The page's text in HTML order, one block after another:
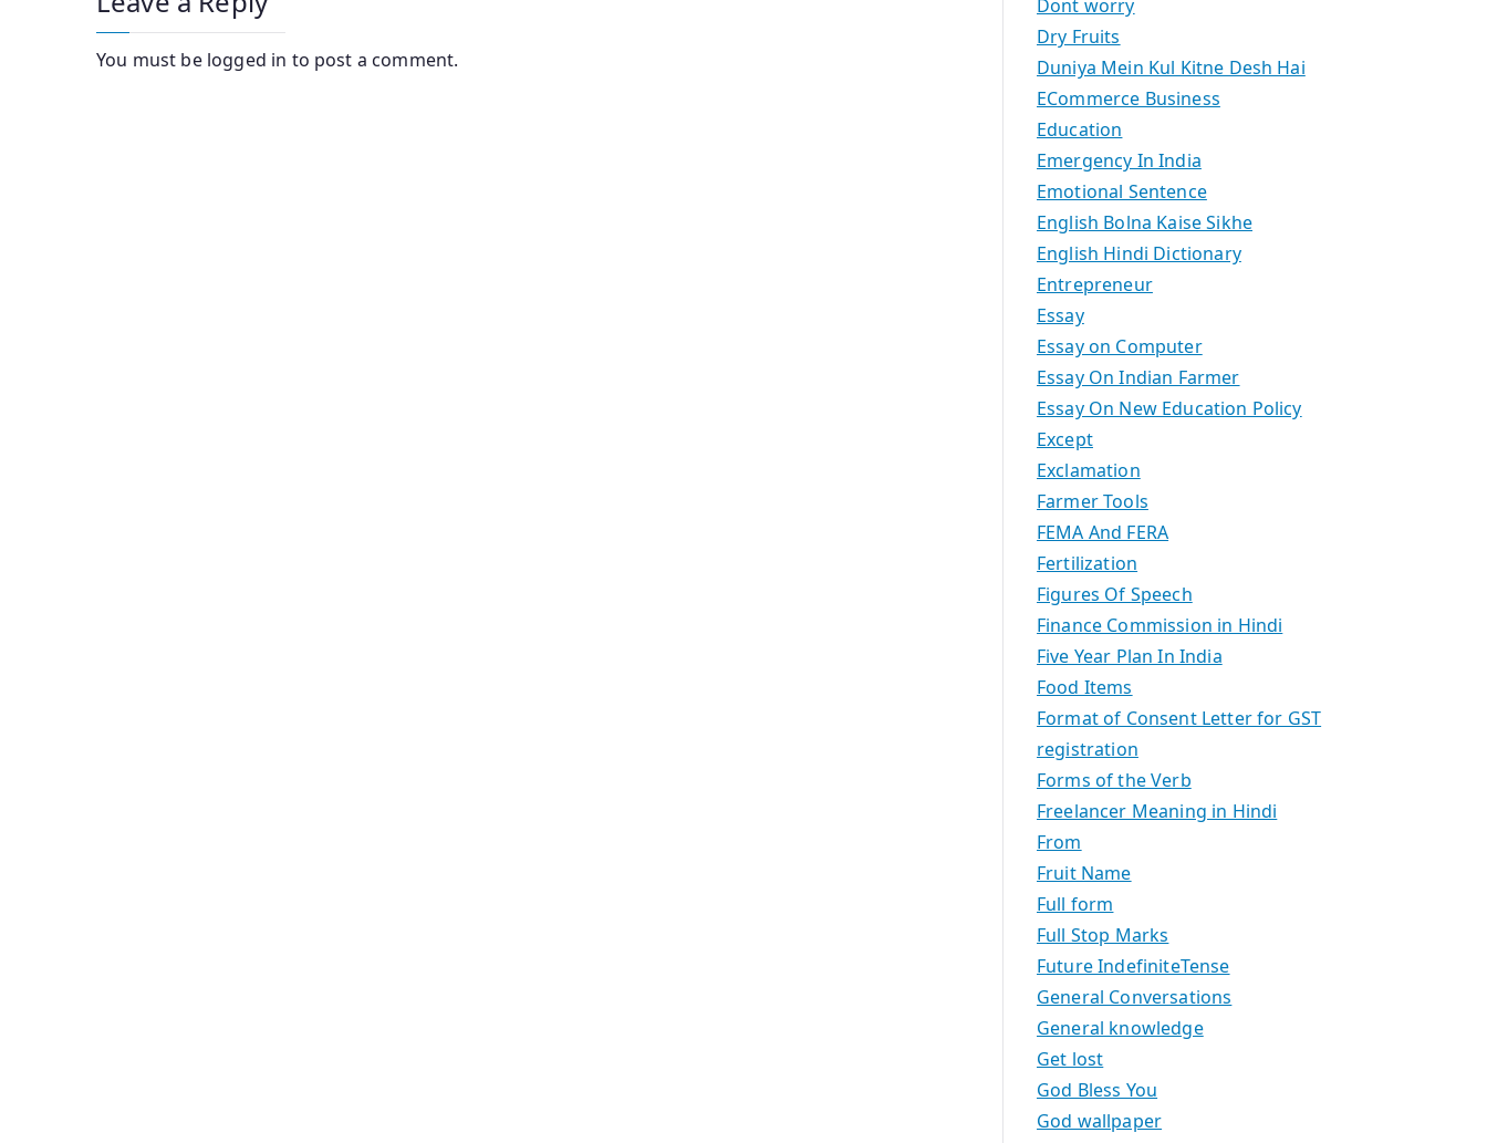
You must be logged in to post a comment.
Dont worry
Dry Fruits
Duniya Mein Kul Kitne Desh Hai
ECommerce Business
Education
Emergency In India
Emotional Sentence
English Bolna Kaise Sikhe
English Hindi Dictionary
Entrepreneur
Essay
Essay on Computer
Essay On Indian Farmer
Essay On New Education Policy
Except
Exclamation
Farmer Tools
FEMA And FERA
Fertilization
Figures Of Speech
Finance Commission in Hindi
Five Year Plan In India
Food Items
Format of Consent Letter for GST
registration
Forms of the Verb
Freelancer Meaning in Hindi
From
Fruit Name
Full form
Full Stop Marks
Future IndefiniteTense
General Conversations
General knowledge
Get lost
God Bless You
God wallpaper